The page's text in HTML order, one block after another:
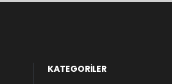
KATEGORİLER